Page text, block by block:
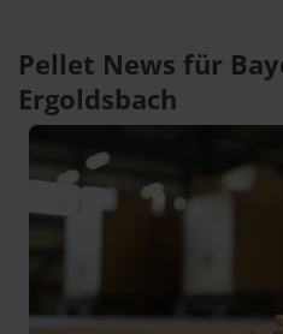
Pellet News für
Ergoldsbach